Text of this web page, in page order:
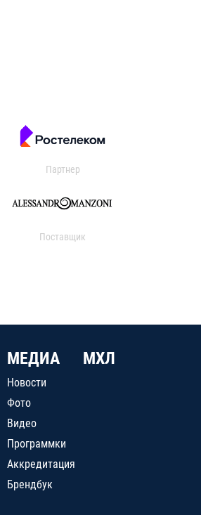
Партнер
Поставщик
МЕДИА
Новости
Фото
Видео
Программки
Аккредитация
Брендбук
МХЛ